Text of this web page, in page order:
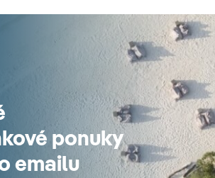
ponuky
emailu